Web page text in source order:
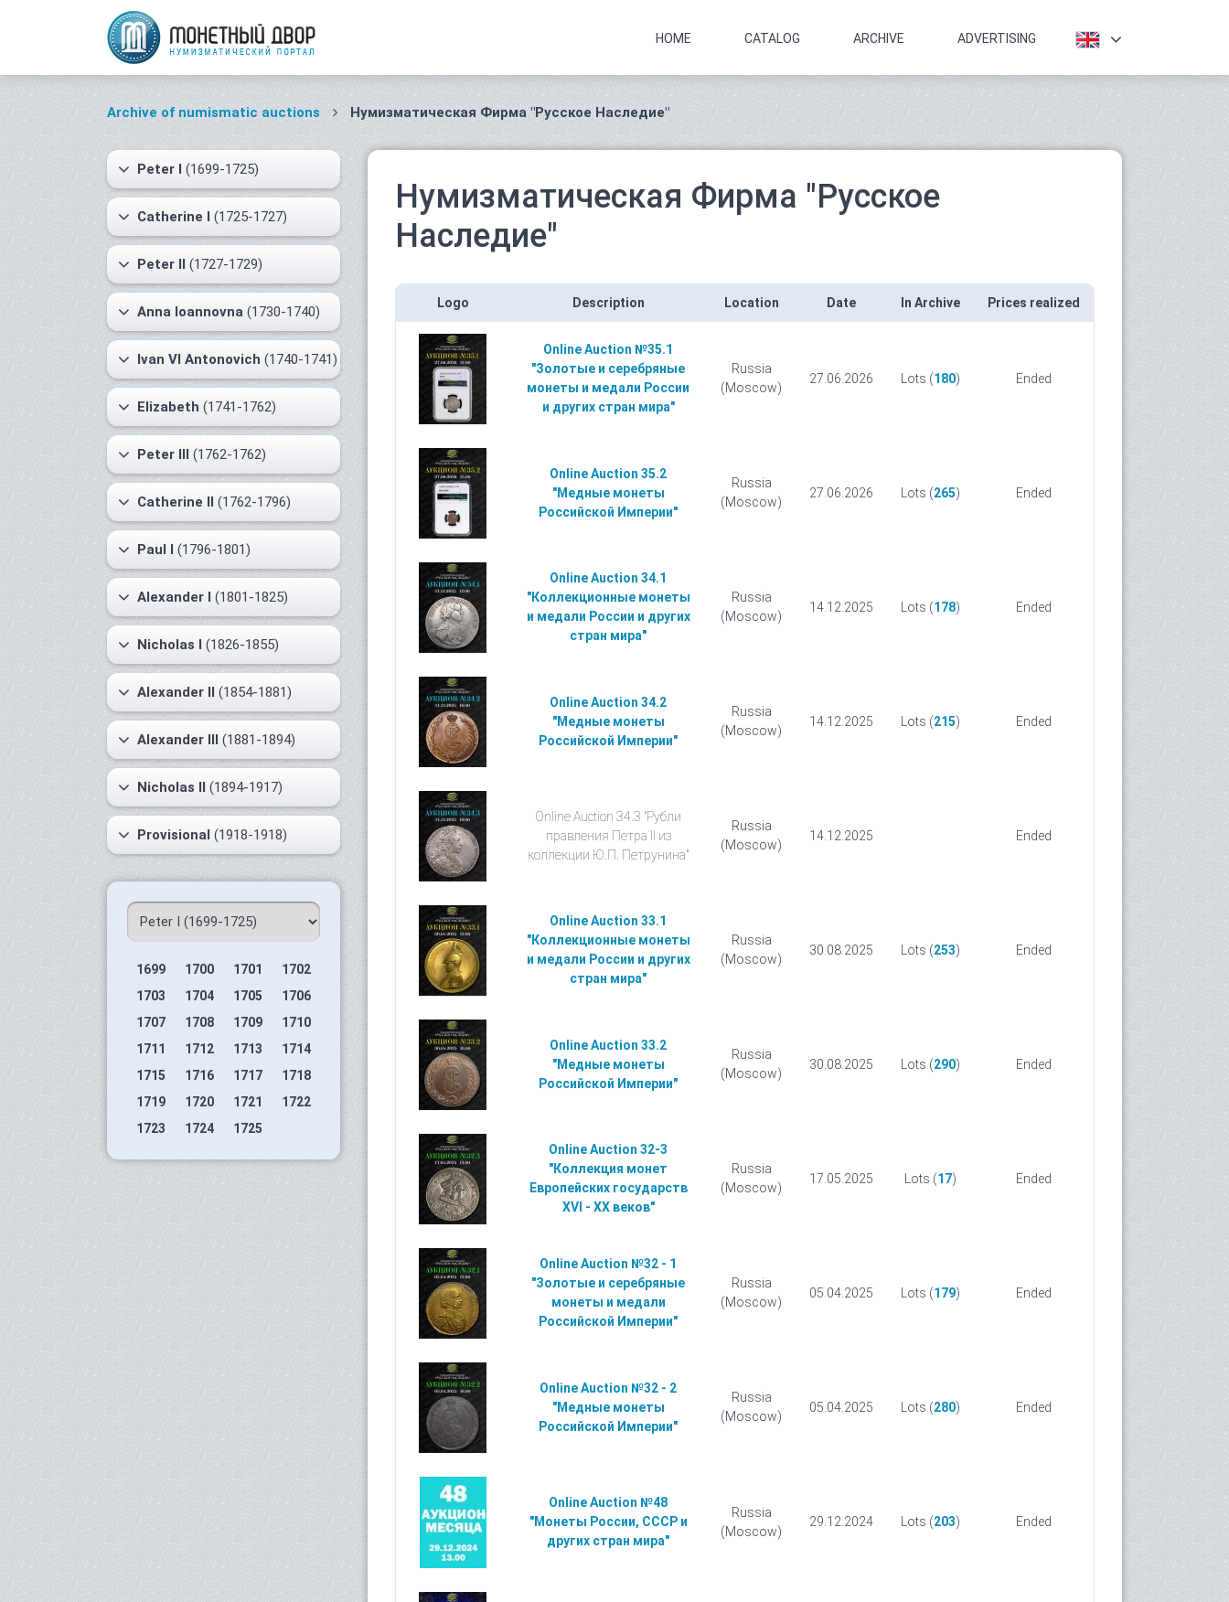
HOME CATALOG ARCHIVE ADVERTISING
Archive of numismatic auctions Нумизматическая Фирма "Русское Наследие"
Peter I (1699-1725)
Catherine I (1725-1727)
Peter II (1727-1729)
Anna Ioannovna (1730-1740)
Ivan VI Antonovich (1740-1741)
Elizabeth (1741-1762)
Peter III (1762-1762)
Catherine II (1762-1796)
Paul I (1796-1801)
Alexander I (1801-1825)
Nicholas I (1826-1855)
Alexander II (1854-1881)
Alexander III (1881-1894)
Nicholas II (1894-1917)
Provisional (1918-1918)
1699 1700 1701
1702
1703
1704 1705
1706
1707
1708 1709
1710
1711
1712 1713
1714
1715
1716 1717
1718
1719
1720 1721
1722
1723
1724 1725
Нумизматическая Фирма "Русское
Наследие"
Logo Description Location Date In Archive Prices realized
Online Auction №35.1
"Золотые и серебряные
монеты и медали России
и других стран мира"
Russia
(Moscow)
27.06.2026 Lots (180) Ended
Online Auction 35.2
"Медные монеты
Российской Империи"
Russia
(Moscow)
27.06.2026 Lots (265) Ended
Online Auction 34.1
"Коллекционные монеты
и медали России и других
стран мира"
Russia
(Moscow)
14.12.2025 Lots (178) Ended
Online Auction 34.2
"Медные монеты
Российской Империи"
Russia
(Moscow)
14.12.2025 Lots (215) Ended
Online Auction 34.3 "Рубли
правления Петра II из
коллекции Ю.П. Петрунина"
Russia
(Moscow)
14.12.2025 Ended
Online Auction 33.1
"Коллекционные монеты
и медали России и других
стран мира"
Russia
(Moscow)
30.08.2025 Lots (253) Ended
Online Auction 33.2
"Медные монеты
Российской Империи"
Russia
(Moscow)
30.08.2025 Lots (290) Ended
Online Auction 32-3
"Коллекция монет
Европейских государств
ХVI - XX веков"
Russia
(Moscow)
17.05.2025 Lots (17) Ended
Online Auction №32 - 1
"Золотые и серебряные
монеты и медали
Российской Империи"
Russia
(Moscow)
05.04.2025 Lots (179) Ended
Online Auction №32 - 2
"Медные монеты
Российской Империи"
Russia
(Moscow)
05.04.2025 Lots (280) Ended
Online Auction №48
"Монеты России, СССР и
других стран мира"
Russia
(Moscow)
29.12.2024 Lots (203) Ended